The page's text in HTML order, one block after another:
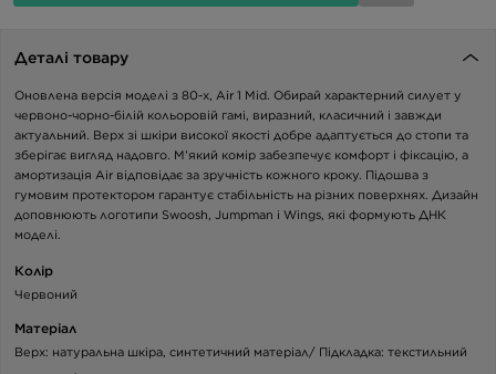
Деталі товару
Оновлена версія моделі з 80-х, Air 1 Mid. Обирай характерний силует у
червоно-чорно-білій кольоровій гамі, виразний, класичний і завжди
актуальний. Верх зі шкіри високої якості добре адаптується до стопи та
зберігає вигляд надовго. М’який комір забезпечує комфорт і фіксацію, а
амортизація Air відповідає за зручність кожного кроку. Підошва з
гумовим протектором гарантує стабільність на різних поверхнях. Дизайн
доповнюють логотипи Swoosh, Jumpman і Wings, які формують ДНК
моделі.
Колір
Червоний
Матеріал
Верх: натуральна шкіра, синтетичний матеріал/ Підкладка: текстильний